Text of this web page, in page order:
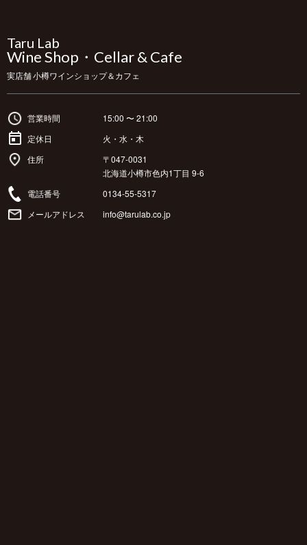
Taru Lab
Wine Shop・Cellar & Cafe
実店舗 小樽ワインショップ＆カフェ
営業時間
15:00 〜 21:00
定休日
火・水・木
住所
〒047-0031
北海道小樽市色内1丁目 9-6
電話番号
0134-55-5317
メールアドレス
info@tarulab.co.jp